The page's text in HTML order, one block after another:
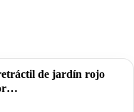
de jardín rojo